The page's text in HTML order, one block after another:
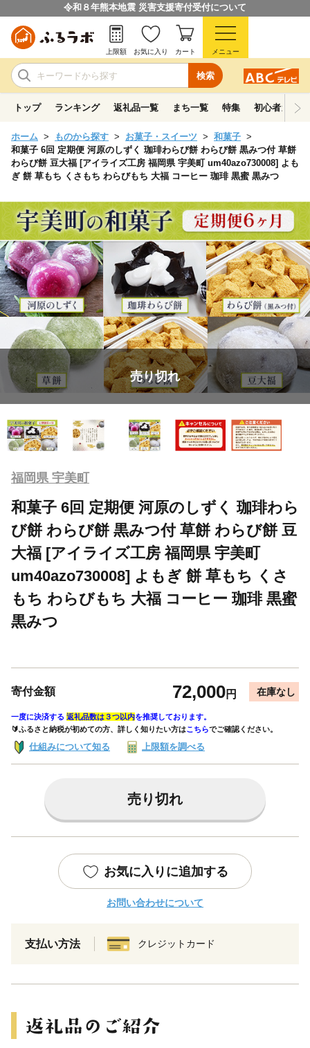
令和８年熊本地震 災害支援寄付受付について
検索
上限額 お気に入り カート メニュー
トップ ランキング 返礼品一覧 まち一覧 特集 初心者ガイド
ホーム ものから探す お菓子・スイーツ
和菓子
和菓子 6回 定期便 河原のしずく 珈琲わらび餅 わらび餅 黒みつ付 草餅
わらび餅 豆大福 [アイライズ工房 福岡県 宇美町 um40azo730008] よも
ぎ 餅 草もち くさもち わらびもち 大福 コーヒー 珈琲 黒蜜 黒みつ
売り切れ
福岡県 宇美町
和菓子 6回 定期便 河原のしずく 珈琲わら
び餅 わらび餅 黒みつ付 草餅 わらび餅 豆
大福 [アイライズ工房 福岡県 宇美町
um40azo730008] よもぎ 餅 草もち くさ
もち わらびもち 大福 コーヒー 珈琲 黒蜜
黒みつ
寄付金額 72,000円 在庫なし
一度に決済する 返礼品数は３つ以内を推奨しております。
🔰ふるさと納税が初めての方、詳しく知りたい方はこちらでご確認ください。
仕組みについて知る 上限額を調べる
売り切れ
お気に入りに追加する
お問い合わせについて
支払い方法 クレジットカード